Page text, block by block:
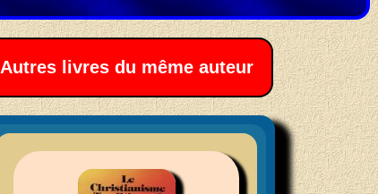
Autres livres du même auteur